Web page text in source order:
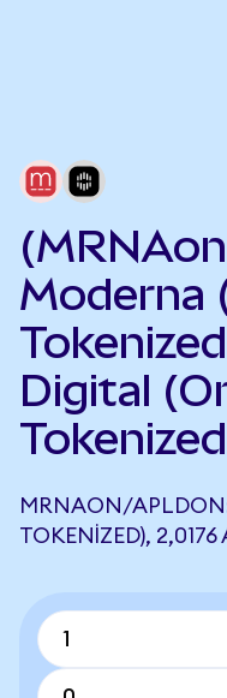
Moderna
Digital
MRNAON/
TOKENIZED), 2,0176